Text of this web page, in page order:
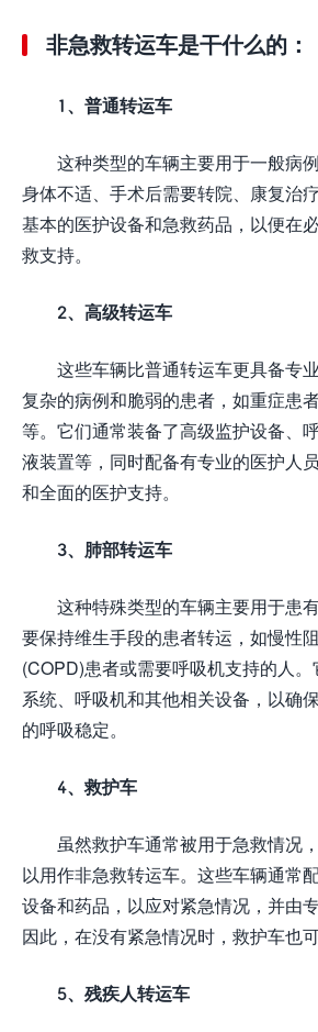
非急救转运车是干什么的：
1、普通转运车
这种类型的车辆主要用于一般病
身体不适、手术后需要转院、康复治
基本的医护设备和急救药品，以便在
救支持。
2、高级转运车
这些车辆比普通转运车更具备专
复杂的病例和脆弱的患者，如重症患
等。它们通常装备了高级监护设备、
液装置等，同时配备有专业的医护人
和全面的医护支持。
3、肺部转运车
这种特殊类型的车辆主要用于患
要保持维生手段的患者转运，如慢性
(COPD)患者或需要呼吸机支持的人
系统、呼吸机和其他相关设备，以确
的呼吸稳定。
4、救护车
虽然救护车通常被用于急救情况
以用作非急救转运车。这些车辆通常
设备和药品，以应对紧急情况，并由
因此，在没有紧急情况时，救护车也
5、残疾人转运车